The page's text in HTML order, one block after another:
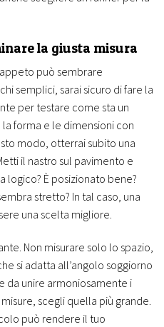
la giusta misura
può sembrare
semplici, sarai sicuro di fare la
per testare come sta un
forma e le dimensioni con
modo, otterrai subito una
il nastro sul pavimento e
logico? È posizionato bene?
stretto? In tal caso, una
una scelta migliore.
Non misurare solo lo spazio,
si adatta all’angolo soggiorno
da unire armoniosamente i
scegli quella più grande.
può rendere il tuo